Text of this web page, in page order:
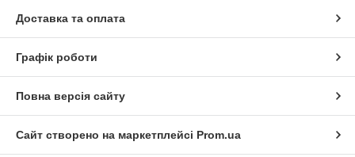
Доставка та оплата
Графік роботи
Повна версія сайту
Сайт створено на маркетплейсі Prom.ua